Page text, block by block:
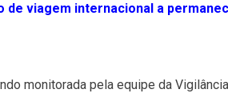
viagem internacional a
monitorada pela equipe da